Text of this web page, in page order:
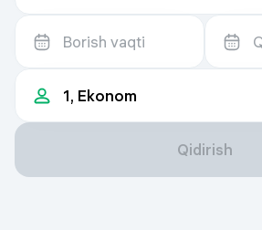
Qidirish